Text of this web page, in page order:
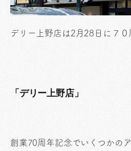
デリー上野店は2月28日に７０
「デリー上野店」
創業70周年記念でいくつかの